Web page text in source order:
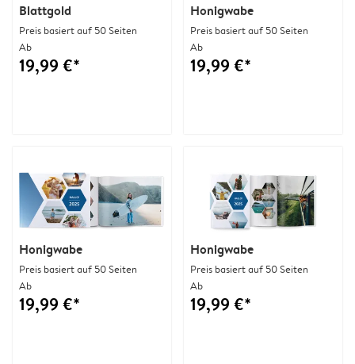
Honigwabe
Preis basiert auf 50 Seiten
Ab
19,99 €*
Blattgold
Preis basiert auf 50 Seiten
Ab
19,99 €*
Honigwabe
Preis basiert auf 50 Seiten
Ab
19,99 €*
Honigwabe
Preis basiert auf 50 Seiten
Ab
19,99 €*